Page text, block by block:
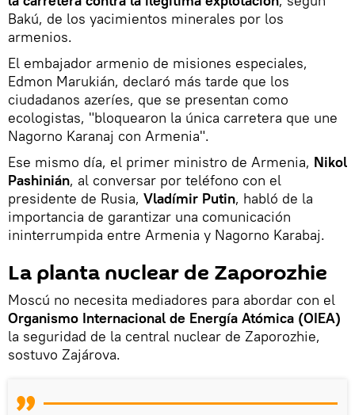
Bakú, de los yacimientos minerales por los
armenios.
El embajador armenio de misiones especiales,
Edmon Marukián, declaró más tarde que los
ciudadanos azeríes, que se presentan como
ecologistas, "bloquearon la única carretera que une
Nagorno Karanaj con Armenia".
Ese mismo día, el primer ministro de Armenia, Nikol
Pashinián, al conversar por teléfono con el
presidente de Rusia, Vladímir Putin, habló de la
importancia de garantizar una comunicación
ininterrumpida entre Armenia y Nagorno Karabaj.
La planta nuclear de Zaporozhie
Moscú no necesita mediadores para abordar con el
Organismo Internacional de Energía Atómica (OIEA)
la seguridad de la central nuclear de Zaporozhie,
sostuvo Zajárova.